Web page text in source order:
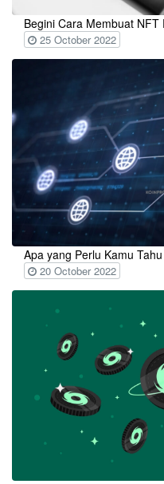
Begini Cara Membuat
25 October 2022
Apa yang Perlu Kamu
20 October 2022